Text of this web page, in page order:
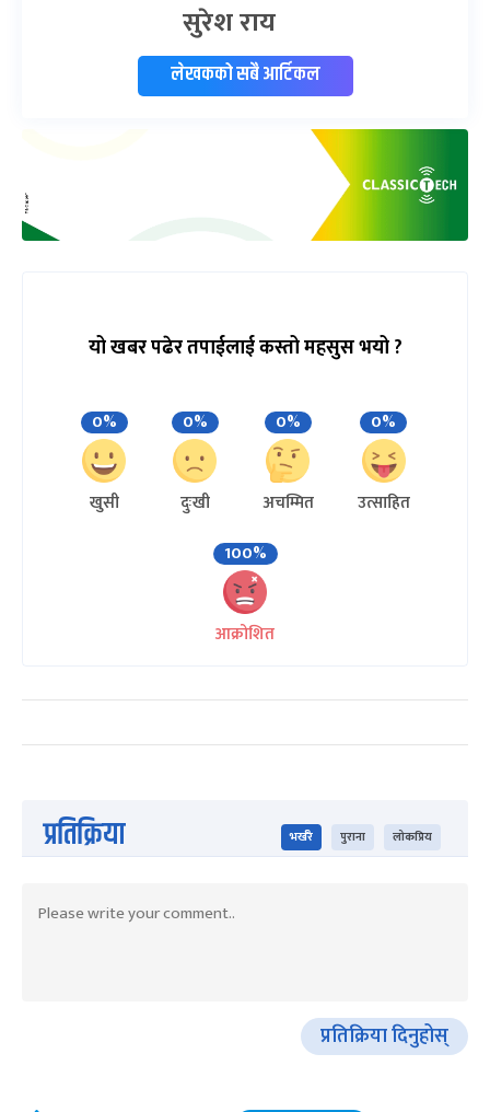
सुरेश राय
लेखकको सबै आर्टिकल
यो खबर पढेर तपाईलाई कस्तो महसुस भयो ?
0%
खुसी
0%
दुःखी
0%
अचम्मित
0%
उत्साहित
100%
आक्रोशित
प्रतिक्रिया भर्खरै पुराना लोकप्रिय
प्रतिक्रिया दिनुहोस्